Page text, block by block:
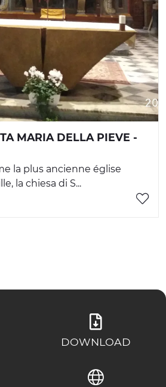
MARIA DELLA PIEVE -
la plus ancienne église
la chiesa di S...
DOWNLOAD